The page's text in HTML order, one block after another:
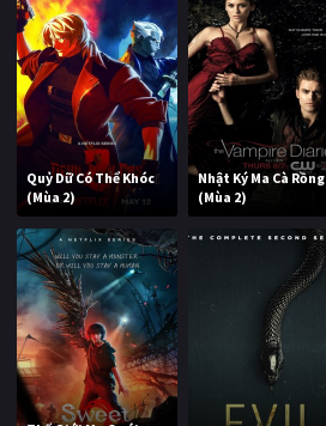
Quỷ Dữ Có Thể Khóc
(Mùa 2)
Nhật Ký Ma Cà Rồng
(Mùa 2)